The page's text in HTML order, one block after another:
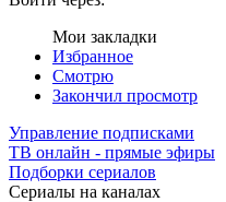
Мои закладки
Избранное
Смотрю
Закончил просмотр
Управление подписками
ТВ онлайн - прямые эфиры
Подборки сериалов
Сериалы на каналах